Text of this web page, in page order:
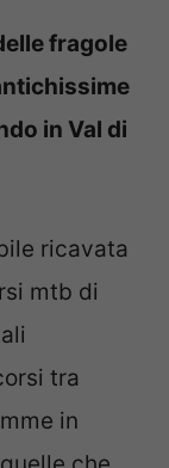
fragole
in Val di
ricavata
mtb di
tra
in